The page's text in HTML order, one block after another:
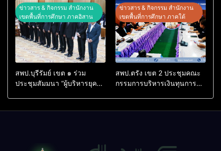
นำการศึกษาไทยสู่อนาคต”
ประจำเขตตรวจราชการที่ 13
ประจำปีการศึกษา 2569
ข่าวสาร & กิจกรรม สำนักงาน
เขตพื้นที่การศึกษา ภาคอิสาน
สพป.บุรีรัมย์ เขต ๑ ร่วม
ประชุมสัมมนา “ผู้บริหารยุค
ข่าวสาร & กิจกรรม สำนักงาน
เขตพื้นที่การศึกษา ภาคใต้
สพป.ตรัง เขต 2 ประชุมคณะ
กรรมการบริหารเงินทุนการ